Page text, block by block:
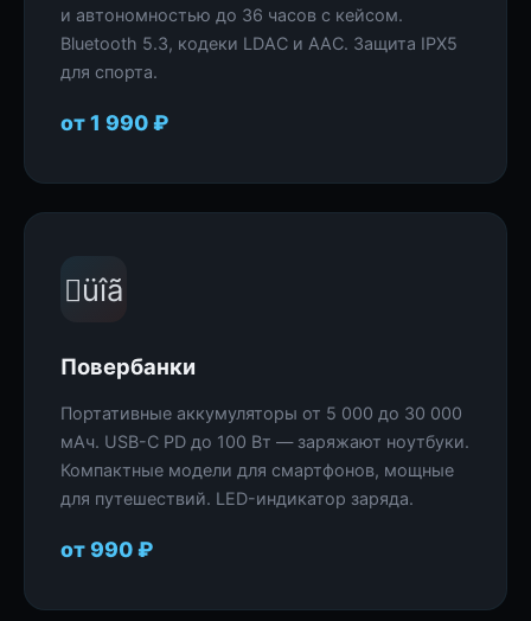
и автономностью до 36 часов с кейсом.
Bluetooth 5.3, кодеки LDAC и AAC. Защита IPX5
для спорта.
от 1 990 ₽
üîã
Повербанки
Портативные аккумуляторы от 5 000 до 30 000
мАч. USB-C PD до 100 Вт — заряжают ноутбуки.
Компактные модели для смартфонов, мощные
для путешествий. LED-индикатор заряда.
от 990 ₽